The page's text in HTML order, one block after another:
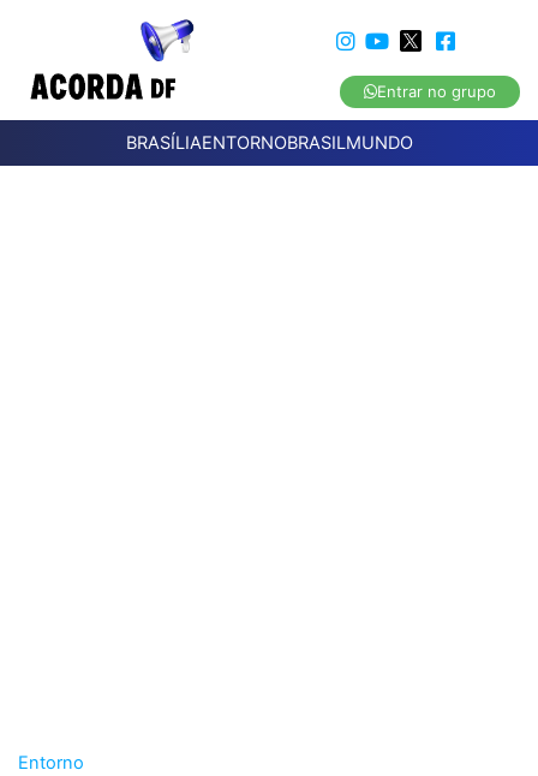
Entrar no grupo
BRASÍLIAENTORNOBRASILMUNDO
Entorno